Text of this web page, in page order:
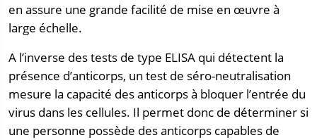
en assure une grande facilité de mise en œuvre à
large échelle.
A l’inverse des tests de type ELISA qui détectent la
présence d’anticorps, un test de séro-neutralisation
mesure la capacité des anticorps à bloquer l’entrée du
virus dans les cellules. Il permet donc de déterminer si
une personne possède des anticorps capables de